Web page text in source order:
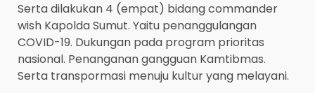
Serta dilakukan 4 (empat) bidang commander
wish Kapolda Sumut. Yaitu penanggulangan
COVID-19. Dukungan pada program prioritas
nasional. Penanganan gangguan Kamtibmas.
Serta transpormasi menuju kultur yang melayani.